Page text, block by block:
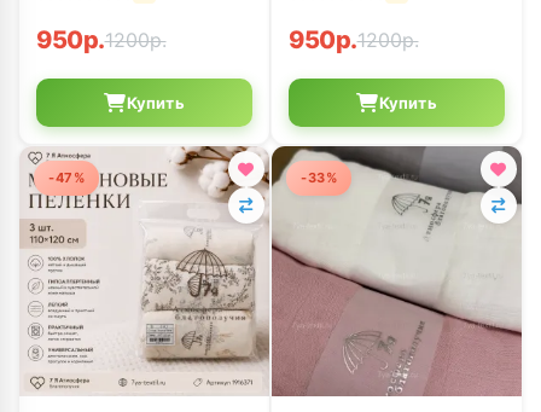
950р.1200р.
Купить
950р.1200р.
Купить
-47% -33%